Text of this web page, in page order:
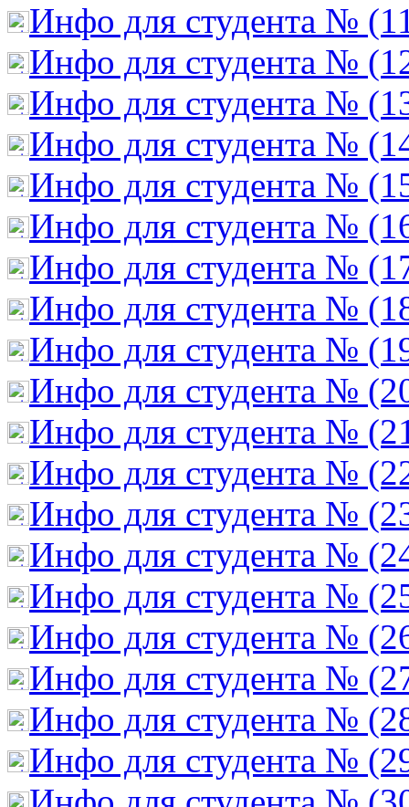
Инфо для студента №
Инфо для студента №
Инфо для студента №
Инфо для студента №
Инфо для студента №
Инфо для студента №
Инфо для студента №
Инфо для студента №
Инфо для студента №
Инфо для студента №
Инфо для студента №
Инфо для студента №
Инфо для студента №
Инфо для студента №
Инфо для студента №
Инфо для студента №
Инфо для студента №
Инфо для студента №
Инфо для студента №